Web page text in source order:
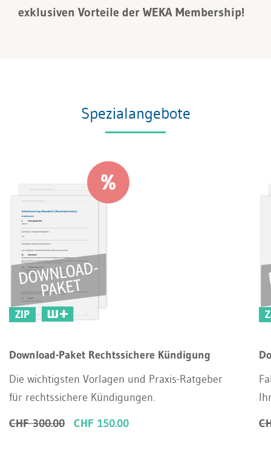
exklusiven Vorteile der WEKA Membership!
Spezialangebote
ZIP
Download-Paket Rechtssichere Kündigung
Die wichtigsten Vorlagen und Praxis-Ratgeber
für rechtssichere Kündigungen.
CHF 300.00
CHF 150.00